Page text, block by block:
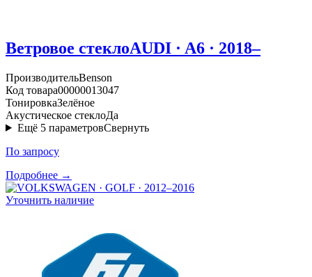
Ветровое стеклоAUDI · A6 · 2018–
ПроизводительBenson
Код товара00000013047
ТонировкаЗелёное
Акустическое стеклоДа
Ещё 5 параметровСвернуть
По запросу
Подробнее →
Уточнить наличие